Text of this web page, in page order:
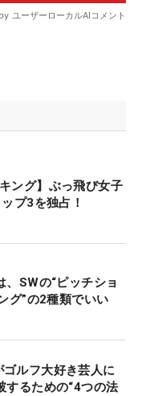
ング】ぶっ飛び女子
プ3を独占！
SWの“ピッチショ
グ”の2種類でいい
ルフ大好き芸人に
るための“4つの法